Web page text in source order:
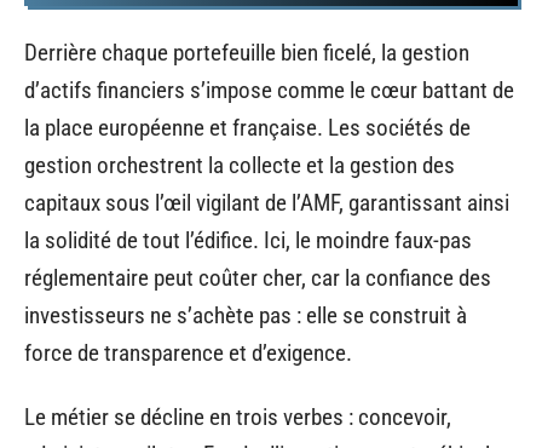
Derrière chaque portefeuille bien ficelé, la gestion
d’actifs financiers s’impose comme le cœur battant de
la place européenne et française. Les sociétés de
gestion orchestrent la collecte et la gestion des
capitaux sous l’œil vigilant de l’AMF, garantissant ainsi
la solidité de tout l’édifice. Ici, le moindre faux-pas
réglementaire peut coûter cher, car la confiance des
investisseurs ne s’achète pas : elle se construit à
force de transparence et d’exigence.
Le métier se décline en trois verbes : concevoir,